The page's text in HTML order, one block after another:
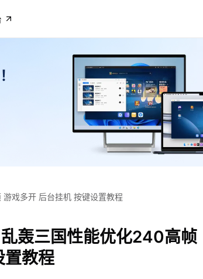
戏多开 后台挂机 按键设置教程
轰三国性能优化240高帧
置教程